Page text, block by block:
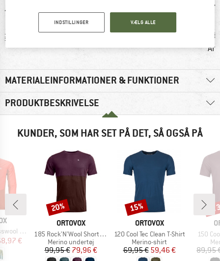
100% anbefale Kunder siger: let
MATERIALEINFORMATIONER & FUNKTIONER
PRODUKTBESKRIVELSE
KUNDER, SOM HAR SET PÅ DET, SÅ OGSÅ PÅ
Jacket
pris
€
MÆRKE
ORTOVOX
Artikel
185 Rock'N'Wool Short Sleeve
Produktgruppe
Merino undertøj
Pris
99,95 €Nedsat pris
79,96 €
Rabat
20%
MÆRKE
ORTOVOX
Artikel
120 Cool Tec Clean T-Shirt
Produktgruppe
Merino-shirt
Pris
69,95 €Nedsat pris
59,46 €
Rabat
15%
Artikel
150
89,95
INDSTILLINGER VÆLG ALLE